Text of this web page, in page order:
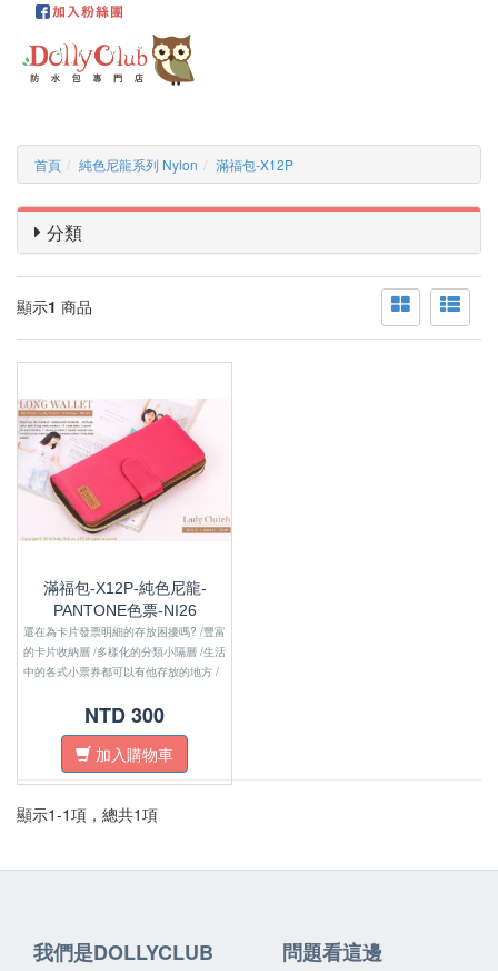
首頁 純色尼龍系列 Nylon 滿福包-X12P
分類
顯示1 商品
滿福包-X12P-純色尼龍-
PANTONE色票-NI26
還在為卡片發票明細的存放困擾嗎? /豐富
的卡片收納層 /多樣化的分類小隔層 /生活
中的各式小票券都可以有他存放的地方 /
構// 外層為磁扣開闔 側邊使用拉鍊開闔
可容納15張卡片,2個透明證件層 外層為
防水布料 內層為人工皮革
NTD 300
加入購物車
顯示1-1項，總共1項
我們是DOLLYCLUB 問題看這邊